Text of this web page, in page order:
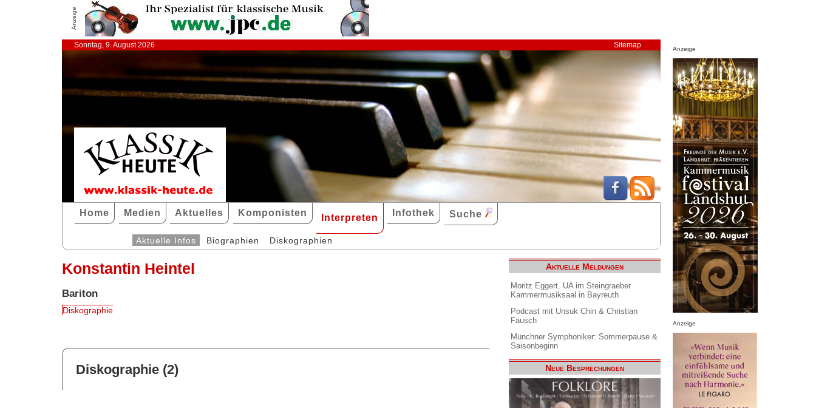
Anzeige
Sonntag, 9. August 2026 Sitemap
Home Medien Aktuelles Komponisten Interpreten Infothek Suche
Aktuelle Infos Biographien Diskographien
Konstantin Heintel
Bariton
Diskographie
Diskographie (2)
Aktuelle Meldungen
Moritz Eggert. UA im Steingraeber
Kammermusiksaal in Bayreuth
Podcast mit Unsuk Chin & Christian
Fausch
Münchner Symphoniker: Sommerpause &
Saisonbeginn
Neue Besprechungen
Anzeige
Anzeige